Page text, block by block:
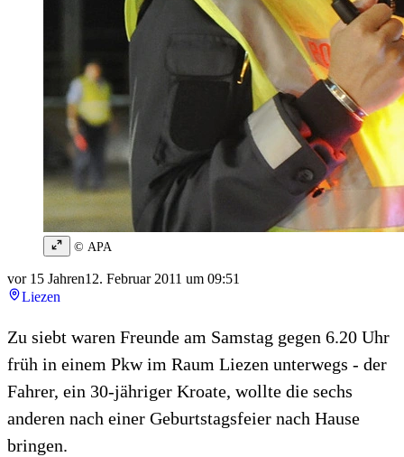
© APA
vor 15 Jahren12. Februar 2011 um 09:51
Liezen
Zu siebt waren Freunde am Samstag gegen 6.20 Uhr
früh in einem Pkw im Raum Liezen unterwegs - der
Fahrer, ein 30-jähriger Kroate, wollte die sechs
anderen nach einer Geburtstagsfeier nach Hause
bringen.